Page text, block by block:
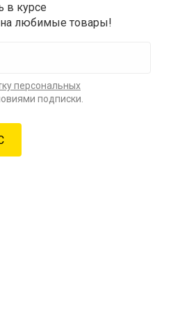
в курсе
любимые товары!
персональных
подписки.